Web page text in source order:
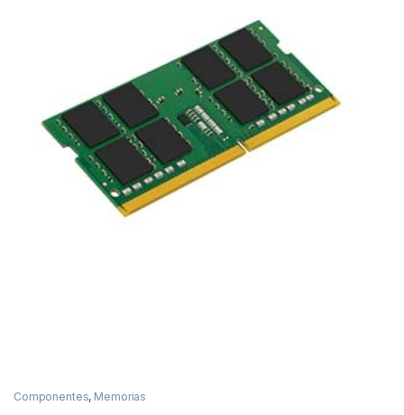
Componentes, Memorias